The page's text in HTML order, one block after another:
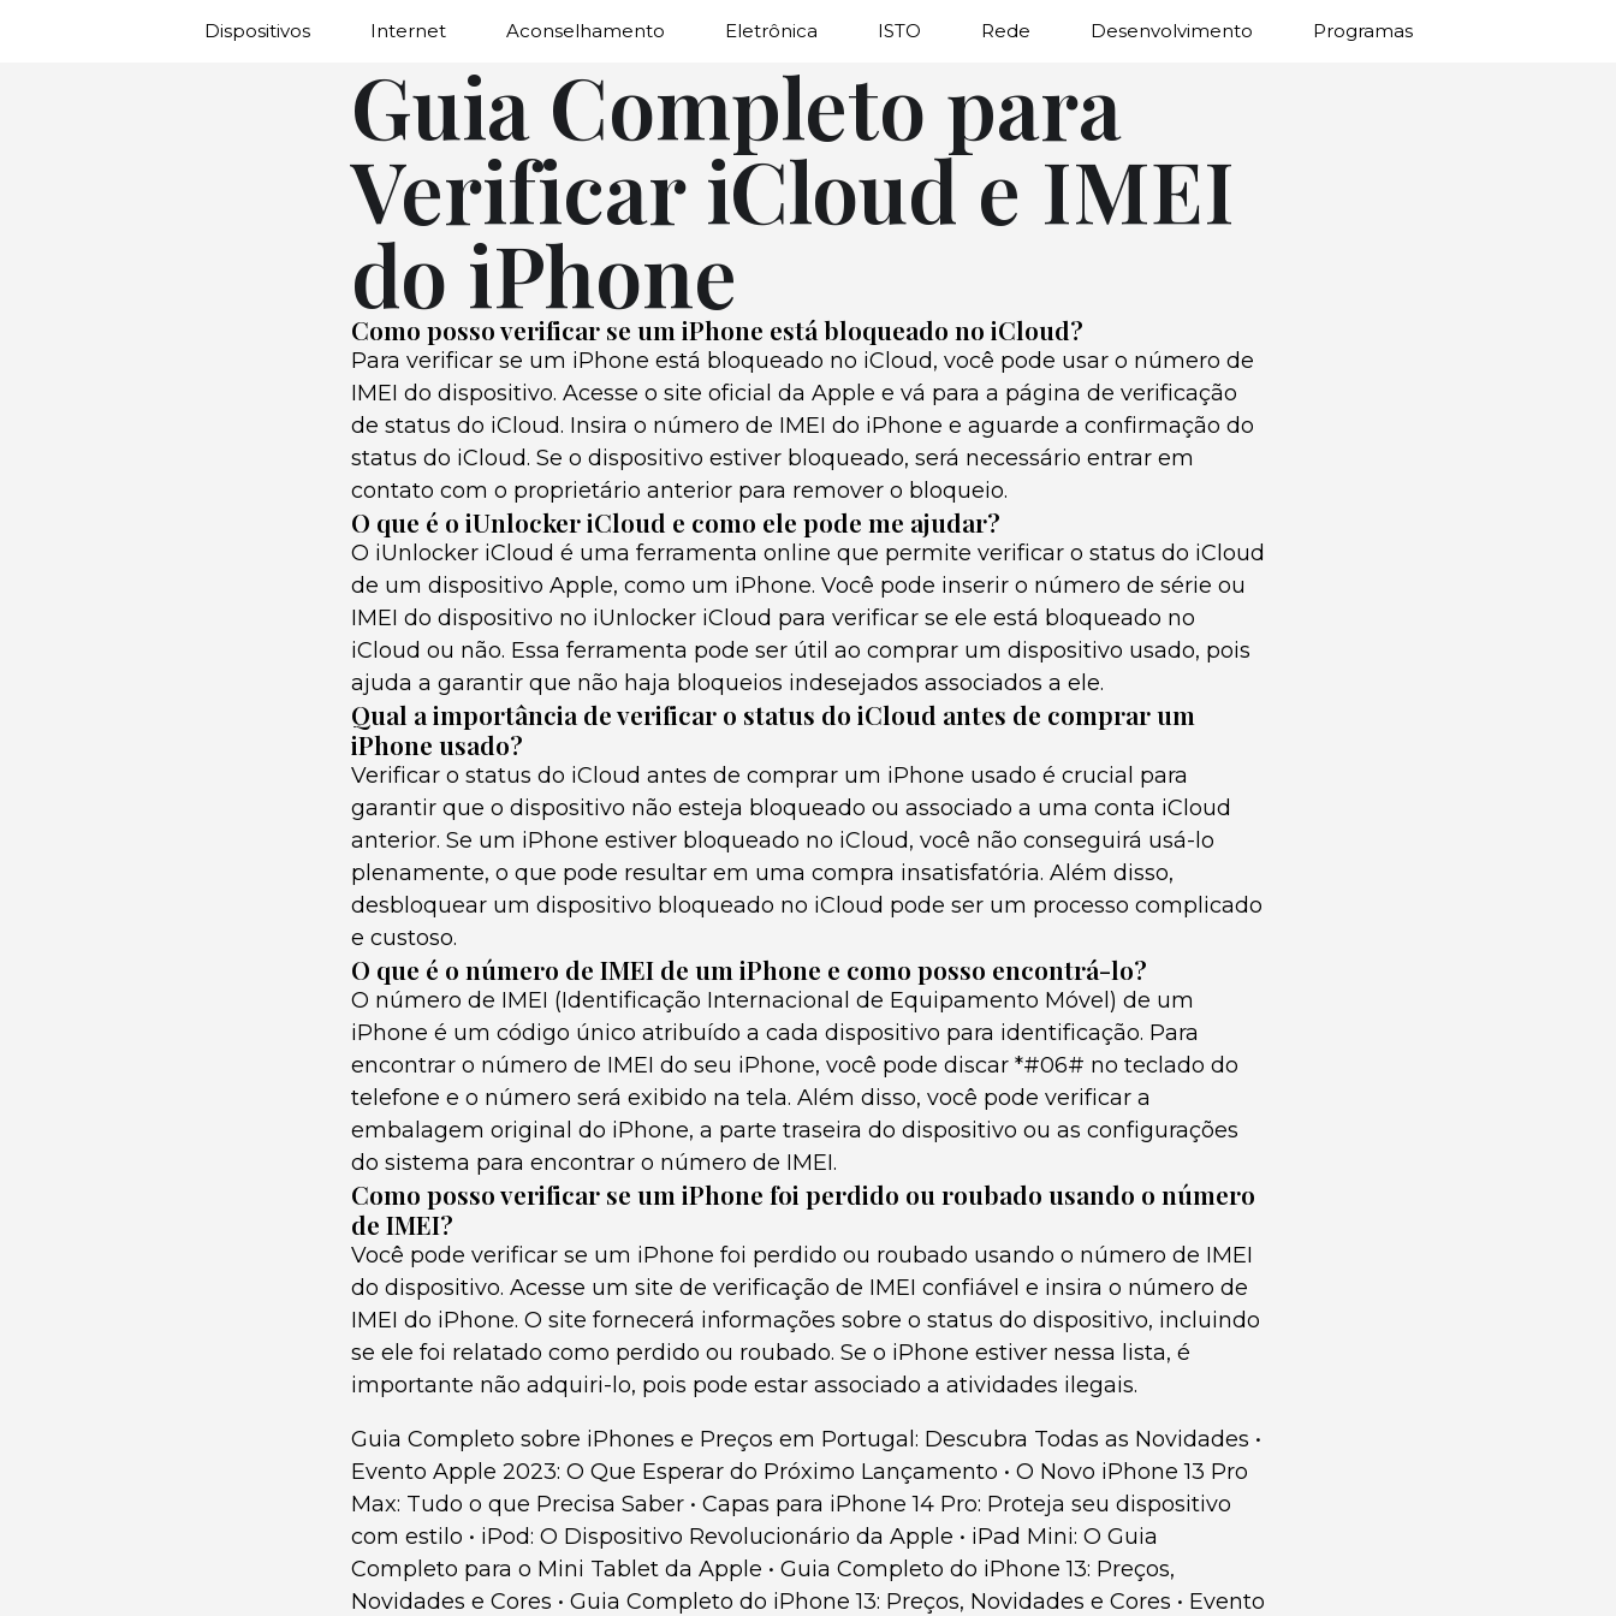
Dispositivos Internet Aconselhamento Eletrônica ISTO Rede Desenvolvimento Programas
Guia Completo para
Verificar iCloud e IMEI
do iPhone
Como posso verificar se um iPhone está bloqueado no iCloud?
Para verificar se um iPhone está bloqueado no iCloud, você pode usar o número de
IMEI do dispositivo. Acesse o site oficial da Apple e vá para a página de verificação
de status do iCloud. Insira o número de IMEI do iPhone e aguarde a confirmação do
status do iCloud. Se o dispositivo estiver bloqueado, será necessário entrar em
contato com o proprietário anterior para remover o bloqueio.
O que é o iUnlocker iCloud e como ele pode me ajudar?
O iUnlocker iCloud é uma ferramenta online que permite verificar o status do iCloud
de um dispositivo Apple, como um iPhone. Você pode inserir o número de série ou
IMEI do dispositivo no iUnlocker iCloud para verificar se ele está bloqueado no
iCloud ou não. Essa ferramenta pode ser útil ao comprar um dispositivo usado, pois
ajuda a garantir que não haja bloqueios indesejados associados a ele.
Qual a importância de verificar o status do iCloud antes de comprar um
iPhone usado?
Verificar o status do iCloud antes de comprar um iPhone usado é crucial para
garantir que o dispositivo não esteja bloqueado ou associado a uma conta iCloud
anterior. Se um iPhone estiver bloqueado no iCloud, você não conseguirá usá-lo
plenamente, o que pode resultar em uma compra insatisfatória. Além disso,
desbloquear um dispositivo bloqueado no iCloud pode ser um processo complicado
e custoso.
O que é o número de IMEI de um iPhone e como posso encontrá-lo?
O número de IMEI (Identificação Internacional de Equipamento Móvel) de um
iPhone é um código único atribuído a cada dispositivo para identificação. Para
encontrar o número de IMEI do seu iPhone, você pode discar *#06# no teclado do
telefone e o número será exibido na tela. Além disso, você pode verificar a
embalagem original do iPhone, a parte traseira do dispositivo ou as configurações
do sistema para encontrar o número de IMEI.
Como posso verificar se um iPhone foi perdido ou roubado usando o número
de IMEI?
Você pode verificar se um iPhone foi perdido ou roubado usando o número de IMEI
do dispositivo. Acesse um site de verificação de IMEI confiável e insira o número de
IMEI do iPhone. O site fornecerá informações sobre o status do dispositivo, incluindo
se ele foi relatado como perdido ou roubado. Se o iPhone estiver nessa lista, é
importante não adquiri-lo, pois pode estar associado a atividades ilegais.
Guia Completo sobre iPhones e Preços em Portugal: Descubra Todas as Novidades •
Evento Apple 2023: O Que Esperar do Próximo Lançamento • O Novo iPhone 13 Pro
Max: Tudo o que Precisa Saber • Capas para iPhone 14 Pro: Proteja seu dispositivo
com estilo • iPod: O Dispositivo Revolucionário da Apple • iPad Mini: O Guia
Completo para o Mini Tablet da Apple • Guia Completo do iPhone 13: Preços,
Novidades e Cores • Guia Completo do iPhone 13: Preços, Novidades e Cores • Evento